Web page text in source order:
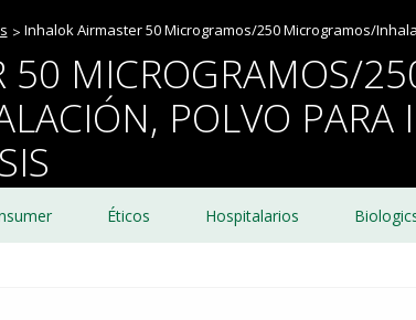
Inhalok Airmaster 50 Microgramos/250 Microgramos/
50 MICROGRAMOS/
POLVO PARA
Éticos Hospitalarios